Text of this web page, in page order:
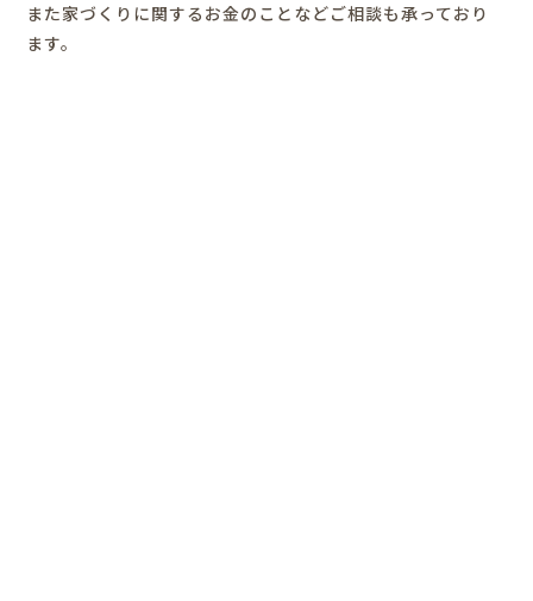
また家づくりに関するお金のことなどご相談も承っており
ます。